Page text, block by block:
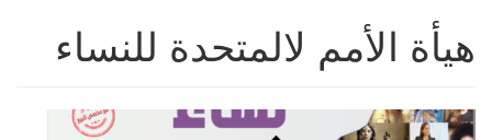
هيأة الأمم لالمتحدة للنساء